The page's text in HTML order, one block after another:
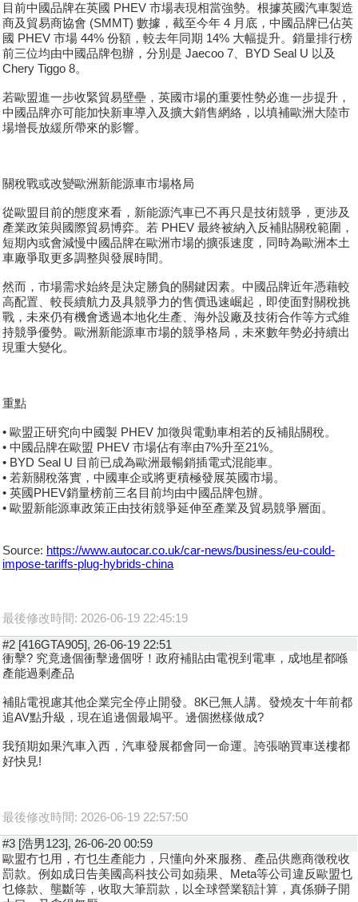
目前中國品牌在英國 PHEV 市場表現相當強勢。根據英國汽車製造
商及貿易商協會 (SMMT) 數據，截至今年 4 月底，中國品牌已佔英
國 PHEV 市場 44% 份額，較去年同期 14% 大幅提升。銷量排行榜
前三位均由中國品牌包辦，分別是 Jaecoo 7、BYD Seal U 以及
Chery Tiggo 8。
若歐盟進一步收緊貿易壁壘，英國市場的重要性勢必進一步提升，
中國品牌亦可能加快新車導入及擴大銷售網絡，以填補歐洲大陸市
場增長放緩所帶來的影響。
關稅戰或改變歐洲新能源車市場格局
從歐盟目前的態度來看，新能源汽車已不再只是技術競爭，更涉及
產業政策與國際貿易博弈。若 PHEV 最終被納入反補貼關稅範圍，
短期內或會減慢中國品牌在歐洲市場的擴張速度，同時為歐洲本土
車廠爭取更多調整與發展時間。
然而，市場需求始終是決定勝負的關鍵因素。中國品牌近年憑藉較
高配置、較長續航力及具競爭力的售價迅速崛起，即使面對關稅挑
戰，未來仍有機會透過本地化生產、海外設廠及技術合作等方式維
持競爭優勢。歐洲新能源車市場的競爭格局，未來數年勢必持續出
現重大變化。
重點
• 歐盟正研究向中國製 PHEV 加徵與電動車相若的反補貼關稅。
• 中國品牌在歐盟 PHEV 市場佔有率由7%升至21%。
• BYD Seal U 目前已成為歐洲最暢銷插電式混能車。
• 若新關稅落實，中國車企或將更積極發展英國市場。
• 英國PHEV銷量榜前三名目前均由中國品牌包辦。
• 歐盟新能源車政策正由技術競爭延伸至產業及貿易競爭層面。
Source: https://www.autocar.co.uk/car-news/business/eu-could-
impose-tariffs-plug-hybrids-china
最後修改時間: 2026-06-19 22:45:19
#2 [416GTA905], 26-06-19 22:51
衝擊? 究竟邊個衝擊邊個呀！政府補貼由電視到電車，成地星都喺
產能過剩產品
補貼電視慮其他企業完全停止開發。8K已無人講。發燒友十年前都
追AV點升級，現在追邊個最鳩平。邊個撚樣做成?
我預期如果汽車入西，汽車發展都會同一命運。誇張啲買車送樓都
好快見!
最後修改時間: 2026-06-19 22:57:50
#3 [浩男123], 26-06-20 00:59
歐盟冇乜用，冇乜生產能力，只懂向外來服務、產品供應商徵稅收
罰款。例如成日告美國高科技公司如蘋果、Meta等公司違反歐盟乜
乜條款、壟斷等，收取大筆罰款，以全球營業額計算，真係獅子開